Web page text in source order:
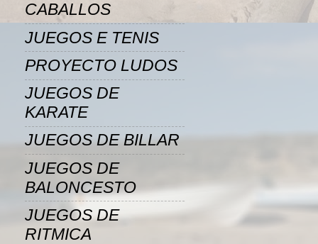
CABALLOS
JUEGOS E TENIS
PROYECTO LUDOS
JUEGOS DE
KARATE
JUEGOS DE BILLAR
JUEGOS DE
BALONCESTO
JUEGOS DE
RITMICA